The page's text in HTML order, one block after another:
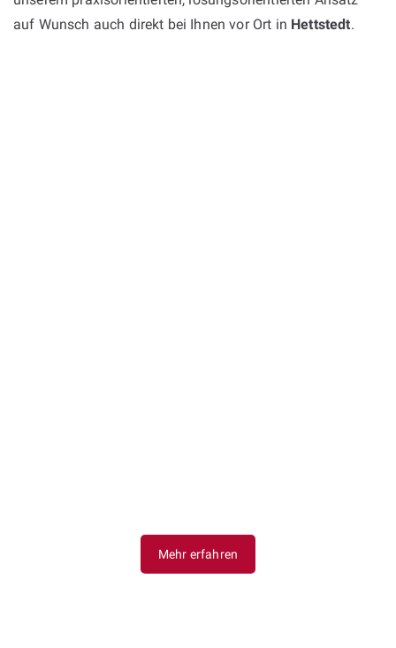
auf Wunsch auch direkt bei Ihnen vor Ort in Hettstedt.
Mehr erfahren